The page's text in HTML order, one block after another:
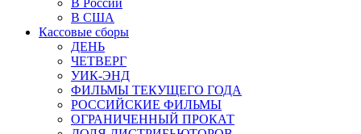
В России
В США
Кассовые сборы
ДЕНЬ
ЧЕТВЕРГ
УИК-ЭНД
ФИЛЬМЫ ТЕКУЩЕГО ГОДА
РОССИЙСКИЕ ФИЛЬМЫ
ОГРАНИЧЕННЫЙ ПРОКАТ